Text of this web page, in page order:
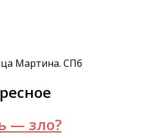
Мартина. СПб
— зло?